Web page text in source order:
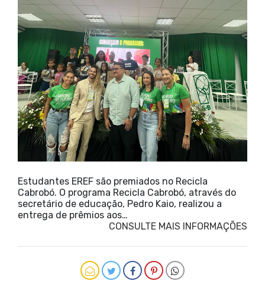
Estudantes EREF são premiados no Recicla
Cabrobó. O programa Recicla Cabrobó, através do
secretário de educação, Pedro Kaio, realizou a
entrega de prêmios aos…
CONSULTE MAIS INFORMAÇÕES